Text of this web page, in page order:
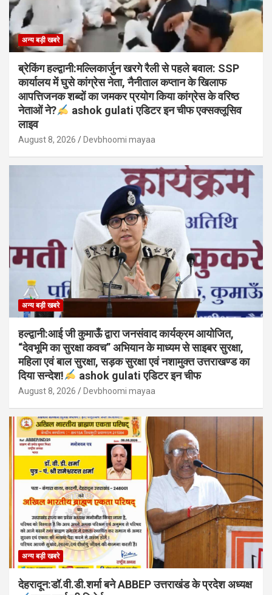
अन्य बड़ी खबरे
ब्रेकिंग हल्द्वानी:मल्लिकार्जुन खरगे रैली से पहले बवाल: SSP
कार्यालय में घुसे कांग्रेस नेता, नैनीताल कप्तान के खिलाफ
आपत्तिजनक शब्दों का जमकर प्रयोग किया कांग्रेस के वरिष्ठ
नेताओं ने?
ashok gulati एडिटर इन चीफ एक्सक्लूसिव
लाइव
August 8, 2026 Devbhoomi mayaa
अन्य बड़ी खबरे
हल्द्वानी:आई जी कुमाऊँ द्वारा जनसंवाद कार्यक्रम आयोजित,
“देवभूमि का सुरक्षा कवच” अभियान के माध्यम से साइबर सुरक्षा,
महिला एवं बाल सुरक्षा, सड़क सुरक्षा एवं नशामुक्त उत्तराखण्ड का
दिया सन्देश!
ashok gulati एडिटर इन चीफ
August 8, 2026 Devbhoomi mayaa
अन्य बड़ी खबरे
देहरादून:डॉ.वी.डी.शर्मा बने ABBEP उत्तराखंड के प्रदेश अध्यक्ष